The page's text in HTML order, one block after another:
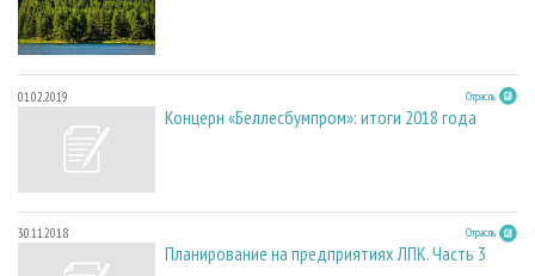
01.02.2019 Отрасль
Концерн «Беллесбумпром»: итоги 2018 года
30.11.2018 Отрасль
Планирование на предприятиях ЛПК. Часть 3